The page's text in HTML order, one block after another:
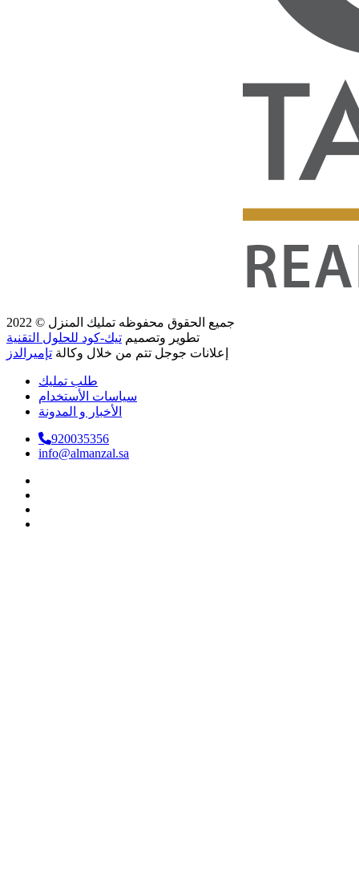
جميع الحقوق محفوظه تمليك المنزل © 2022
تطوير وتصميم تيك-كود للحلول التقنية
إعلانات جوجل تتم من خلال وكالة تإميرالدز
طلب تمليك
سياسات الأستخدام
الأخبار و المدونة
920035356
info@almanzal.sa